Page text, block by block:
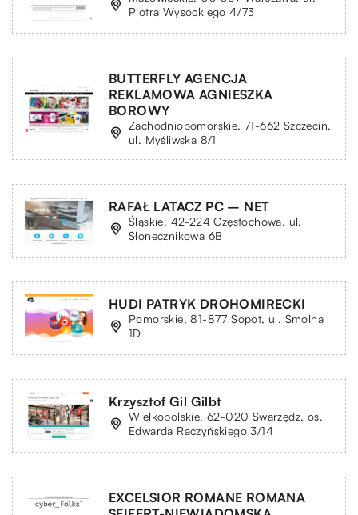
Piotra Wysockiego 4/73
BUTTERFLY AGENCJA
REKLAMOWA AGNIESZKA
BOROWY
Zachodniopomorskie, 71-662 Szczecin,
ul. Myśliwska 8/1
RAFAŁ LATACZ PC – NET
Śląskie, 42-224 Częstochowa, ul.
Słonecznikowa 6B
HUDI PATRYK DROHOMIRECKI
Pomorskie, 81-877 Sopot, ul. Smolna
1D
Krzysztof Gil Gilbt
Wielkopolskie, 62-020 Swarzędz, os.
Edwarda Raczyńskiego 3/14
EXCELSIOR ROMANE ROMANA